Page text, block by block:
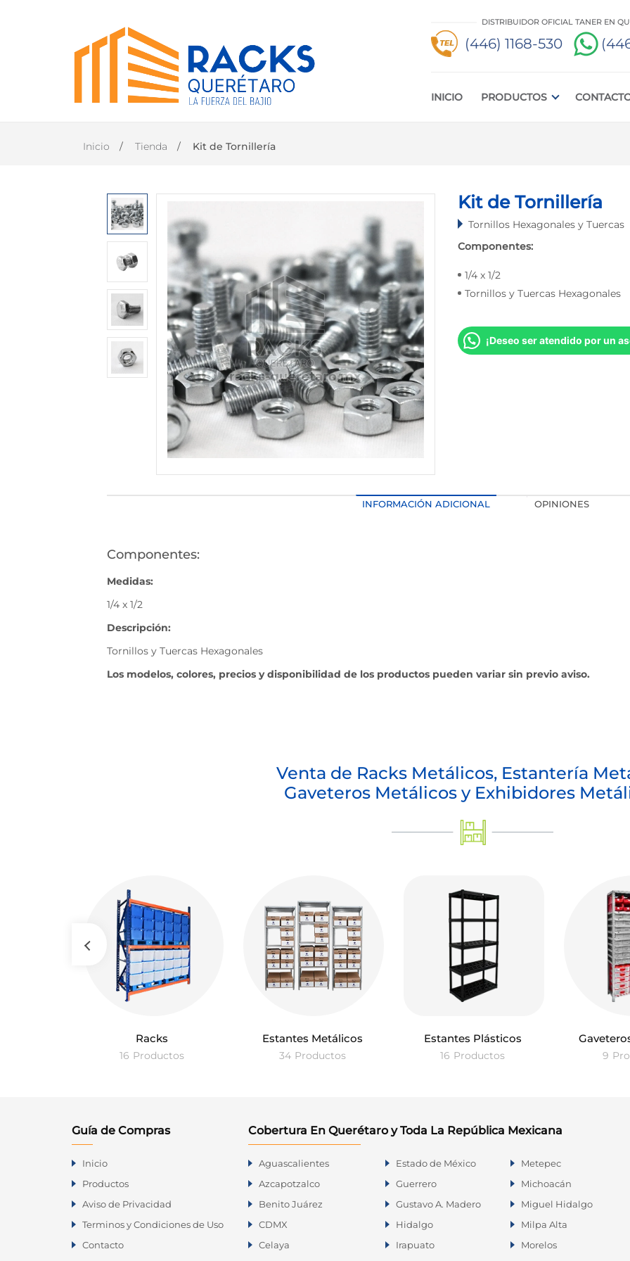
DISTRIBUIDOR OFICIAL TANER EN
(446) 1168-530
INICIO PRODUCTOS
DISTRIBUIDOR
OFICIAL
TANER EN
QUERÉTARO
Inicio Tienda Kit de Tornillería
Kit de Tornillería
Tornillos Hexagonales y Tuercas
Componentes:
1/4 x 1/2
Tornillos y Tuercas Hexagonales
¡Deseo ser atendido por un
INFORMACIÓN ADICIONAL OPINIONES
Componentes:
Medidas:
1/4 x 1/2
Descripción:
Tornillos y Tuercas Hexagonales
Los modelos, colores, precios y disponibilidad de los productos pueden variar sin previo aviso.
Venta de Racks Metálicos, Estantería
Gaveteros Metálicos y Exhibidores
Racks
16 Productos
Estantes Metálicos
34 Productos
Estantes Plásticos
16 Productos 9
Guía de Compras
Inicio
Productos
Aviso de Privacidad
Terminos y Condiciones de Uso
Contacto
Cobertura En Querétaro y Toda La República Mexicana
Venta de Racks Metálicos en
2da Secc C.P. 76160, Santiago De
Aguascalientes
Azcapotzalco
Benito Juárez
CDMX
Celaya
Estado de México
Guerrero
Gustavo A. Madero
Hidalgo
Irapuato
Metepec
Michoacán
Miguel Hidalgo
Milpa Alta
Morelos